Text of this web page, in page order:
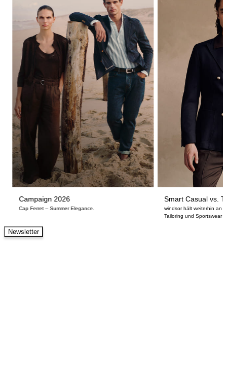
Campaign 2026
Cap Ferret – Summer Elegance.
Smart Casual vs.
windsor hält weiterhin an
Tailoring und Sportswear
Newsletter